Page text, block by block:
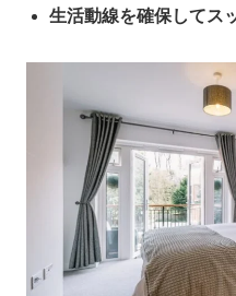
生活動線を確保してス